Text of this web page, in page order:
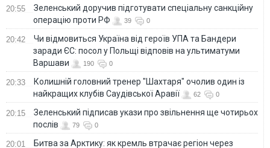
20:55
Зеленський доручив підготувати спеціальну санкційну
операцію проти РФ
39 0
20:42
Чи відмовиться Україна від героїв УПА та Бандери
заради ЄС: посол у Польщі відповів на ультиматуми
Варшави
190 0
20:33
Колишній головний тренер "Шахтаря" очолив один із
найкращих клубів Саудівської Аравії
62 0
20:15
Зеленський підписав укази про звільнення ще чотирьох
послів
79 0
20:01
Битва за Арктику: як кремль втрачає регіон через